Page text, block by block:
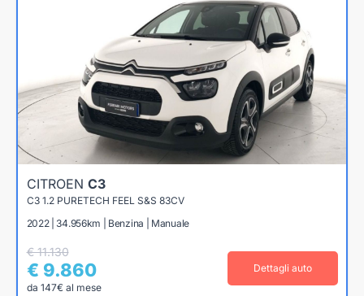
CITROEN C3
C3 1.2 PURETECH FEEL S&S 83CV
2022 | 34.956km | Benzina | Manuale
€ 11.130
€ 9.860
da 147€ al mese
Dettagli auto